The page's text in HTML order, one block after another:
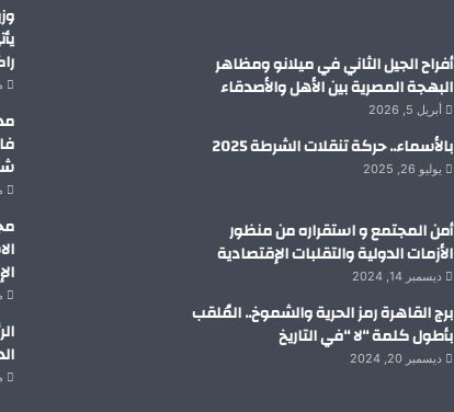
أفراح الجيل الثاني في ميلانو ومظاهر
البهجة المصرية بين الأهل والأصدقاء
أبريل 5, 2026
بالأسماء.. حركة تنقلات الشرطة 2025
يوليو 26, 2025
أمن المجتمع و استقراره من منظور
الأزمات الدولية والتقلبات الإقتصادية
ديسمبر 14, 2024
برج القاهرة رمز الحرية والشموخ.. المُلقب
بأطول كلمة “لا “في التاريخ
ديسمبر 20, 2024